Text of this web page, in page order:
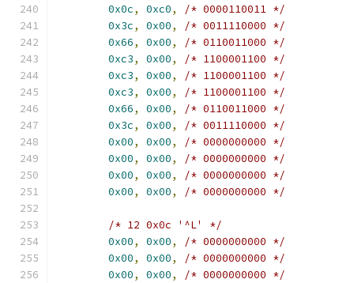
0x0c, 0xc0,
/* 0000110011 */
0x3c, 0x00,
/* 0011110000 */
0x66, 0x00,
/* 0110011000 */
0xc3, 0x00,
/* 1100001100 */
0xc3, 0x00,
/* 1100001100 */
0xc3, 0x00,
/* 1100001100 */
0x66, 0x00,
/* 0110011000 */
0x3c, 0x00,
/* 0011110000 */
0x00, 0x00,
/* 0000000000 */
0x00, 0x00,
/* 0000000000 */
0x00, 0x00,
/* 0000000000 */
0x00, 0x00, /* 0000000000 */
/* 12 0x0c '^L' */
0x00, 0x00,
/* 0000000000 */
0x00, 0x00,
/* 0000000000 */
0x00, 0x00,
/* 0000000000 */